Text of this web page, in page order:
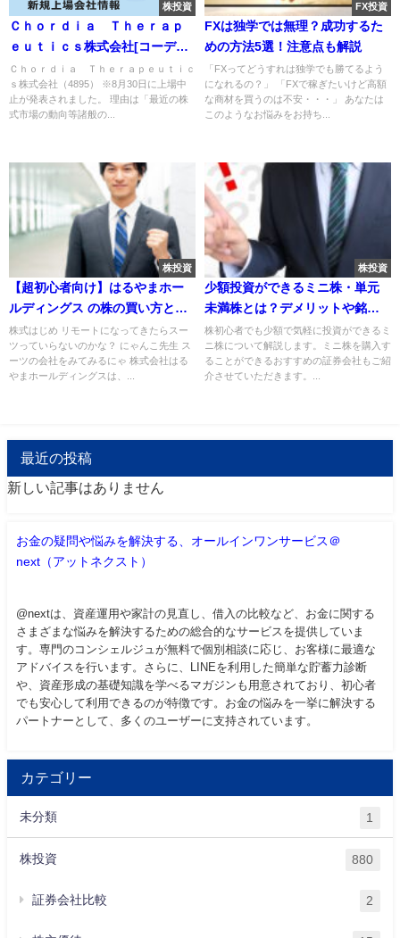
株投資
Ｃｈｏｒｄｉａ Ｔｈｅｒａｐ
ｅｕｔｉｃｓ株式会社[コーディ
ア セラピューティクス]（4895）
のIPO～初値予想と新規上場情報
～
Ｃｈｏｒｄｉａ Ｔｈｅｒａｐｅｕｔｉｃ
ｓ株式会社（4895） ※8月30日に上場中
止が発表されました。 理由は「最近の株
式市場の動向等諸般の...
FX投資
FXは独学では無理？成功するた
めの方法5選！注意点も解説
「FXってどうすれは独学でも勝てるよう
になれるの？」 「FXで稼ぎたいけど高額
な商材を買うのは不安・・・」 あなたは
このようなお悩みをお持ち...
株投資
【超初心者向け】はるやまホー
ルディングス の株の買い方と今
後の予測
株式はじめ リモートになってきたらスー
ツっていらないのかな？ にゃんこ先生 ス
ーツの会社をみてみるにゃ 株式会社はる
やまホールディングスは、...
株投資
少額投資ができるミニ株・単元
未満株とは？デメリットや銘柄
などすべてご紹介
株初心者でも少額で気軽に投資ができるミ
ニ株について解説します。ミニ株を購入す
ることができるおすすめの証券会社もご紹
介させていただきます。...
最近の投稿
新しい記事はありません
お金の疑問や悩みを解決する、オールインワンサービス＠
next（アットネクスト）
@nextは、資産運用や家計の見直し、借入の比較など、お金に関する
さまざまな悩みを解決するための総合的なサービスを提供していま
す。専門のコンシェルジュが無料で個別相談に応じ、お客様に最適な
アドバイスを行います。さらに、LINEを利用した簡単な貯蓄力診断
や、資産形成の基礎知識を学べるマガジンも用意されており、初心者
でも安心して利用できるのが特徴です。お金の悩みを一挙に解決する
パートナーとして、多くのユーザーに支持されています。
カテゴリー
未分類 1
株投資 880
証券会社比較 2